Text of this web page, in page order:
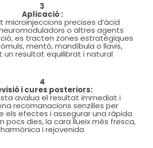
3
Aplicació :
microinjeccions precises d’àcid
o altres agents
es tracten zones estratègiques
mentó, mandíbula o llavis,
un resultat equilibrat i natural
4
i cures posteriors:
avalua el resultat immediat i
recomanacions senzilles per
els efectes i assegurar una ràpida
pocs dies, la cara llueix més fresca,
harmònica i rejovenida